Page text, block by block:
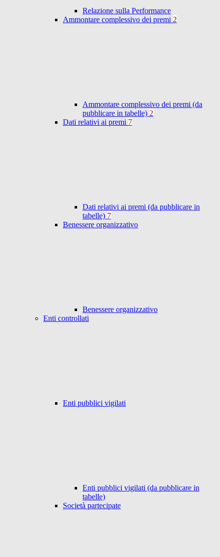
Relazione sulla Performance
Ammontare complessivo dei premi 2
Ammontare complessivo dei premi (da
pubblicare in tabelle) 2
Dati relativi ai premi 7
Dati relativi ai premi (da pubblicare in
tabelle) 7
Benessere organizzativo
Benessere organizzativo
Enti controllati
Enti pubblici vigilati
Enti pubblici vigilati (da pubblicare in
tabelle)
Società partecipate